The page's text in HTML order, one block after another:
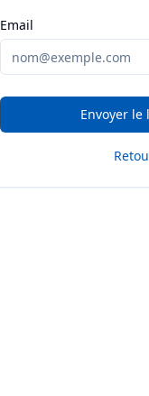
Email
Envoyer